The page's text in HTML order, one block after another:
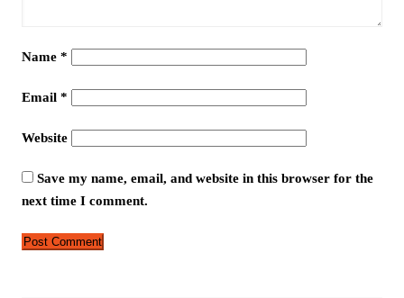
Name *
Email *
Website
Save my name, email, and website in this browser for the
next time I comment.